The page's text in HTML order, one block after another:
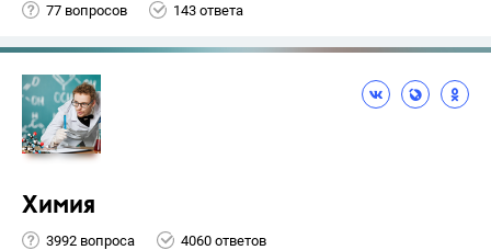
77 вопросов 143 ответа
Химия
3992 вопроса 4060 ответов